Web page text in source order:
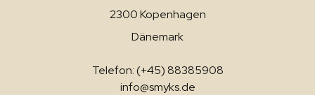
2300 Kopenhagen
Dänemark
Telefon: (+45) 88385908
info@smyks.de